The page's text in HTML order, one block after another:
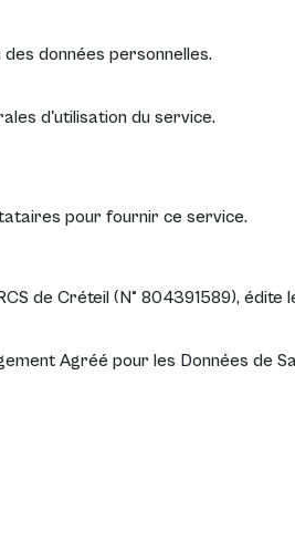
données personnelles.
d'utilisation du service.
pour fournir ce service.
de Créteil (N° 804391589), édite
Agréé pour les Données de